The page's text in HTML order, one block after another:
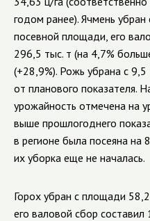
годом ранее). Ячмень убран
посевной площади, его
296,5 тыс. т (на 4,7%
(+28,9%). Рожь убрана с
от планового показателя.
урожайность отмечена на
выше прошлогоднего
в регионе была посеяна на
их уборка еще не началась.
Горох убран с площади
его валовой сбор